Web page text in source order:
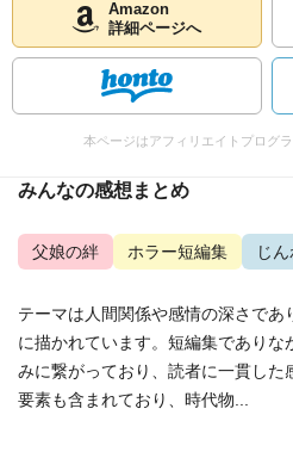
Amazon
詳細ページへ
本ページはアフィリエイトプログ
みんなの感想まとめ
父娘の絆 ホラー短編集 じ
テーマは人間関係や感情の深さであ
に描かれています。短編集であり
みに繋がっており、読者に一貫した
要素も含まれており、時代物...